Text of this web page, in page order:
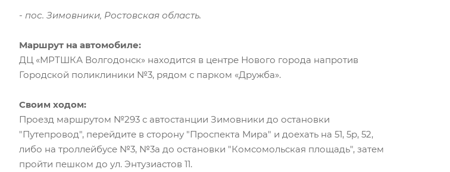
- пос. Зимовники, Ростовская область.
Маршрут на автомобиле:
ДЦ «МРТШКА Волгодонск» находится в центре Нового города напротив
Городской поликлиники №3, рядом с парком «Дружба».
Своим ходом:
Проезд маршрутом №293 с автостанции Зимовники до остановки
"Путепровод", перейдите в сторону "Проспекта Мира" и доехать на 51, 5р, 52,
либо на троллейбусе №3, №3а до остановки "Комсомольская площадь", затем
пройти пешком до ул. Энтузиастов 11.